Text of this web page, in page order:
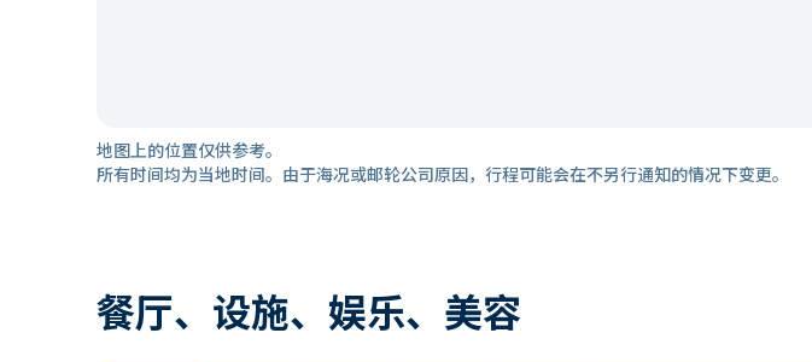
地图上的位置仅供参考。
所有时间均为当地时间。由于海况或邮轮公司原因，行程可能会在不另行通知的情况下变更。
餐厅、设施、娱乐、美容